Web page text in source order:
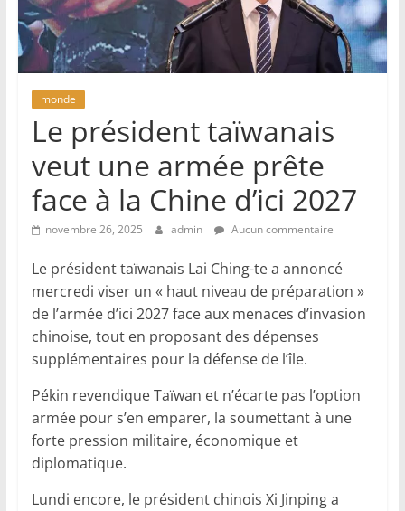
monde
Le président taïwanais
veut une armée prête
face à la Chine d’ici 2027
novembre 26, 2025 admin Aucun commentaire
Le président taïwanais Lai Ching-te a annoncé
mercredi viser un « haut niveau de préparation »
de l’armée d’ici 2027 face aux menaces d’invasion
chinoise, tout en proposant des dépenses
supplémentaires pour la défense de l’île.
Pékin revendique Taïwan et n’écarte pas l’option
armée pour s’en emparer, la soumettant à une
forte pression militaire, économique et
diplomatique.
Lundi encore, le président chinois Xi Jinping a